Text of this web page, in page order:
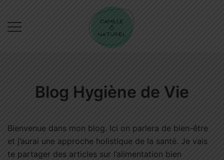
content
Blog Hygiène de Vie
Bienvenue dans mon blog. Ici on parlera de bien-être
et j’aurai une approche holistique de la santé. Je vais
te partager des articles sur l’alimentation bien